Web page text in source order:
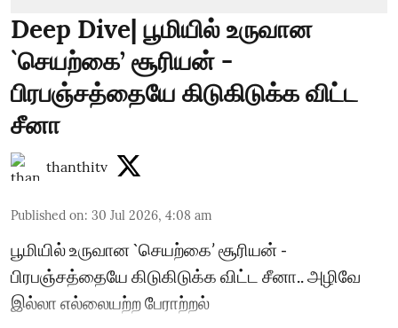
Deep Dive| பூமியில் உருவான
`செயற்கை’ சூரியன் -
பிரபஞ்சத்தையே கிடுகிடுக்க விட்ட
சீனா
thanthitv
Published on: 30 Jul 2026, 4:08 am
பூமியில் உருவான `செயற்கை’ சூரியன் -
பிரபஞ்சத்தையே கிடுகிடுக்க விட்ட சீனா.. அழிவே
இல்லா எல்லையற்ற பேராற்றல்